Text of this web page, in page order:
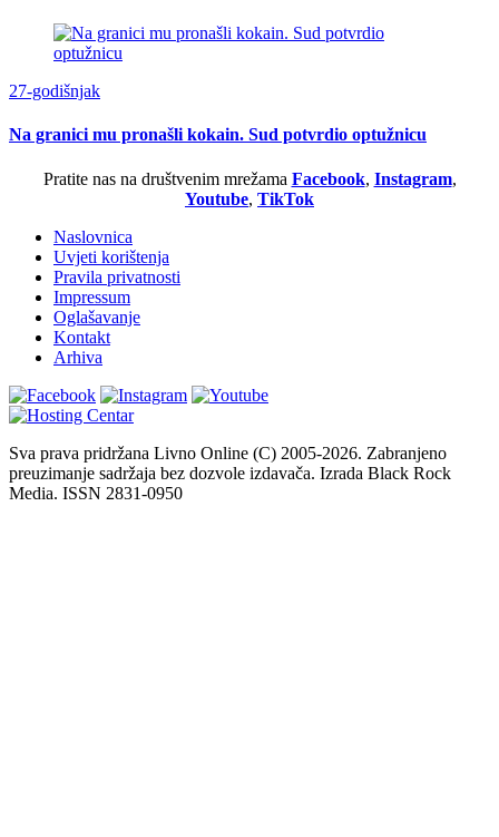
27-godišnjak
Na granici mu pronašli kokain. Sud potvrdio optužnicu
Pratite nas na društvenim mrežama Facebook, Instagram,
Youtube, TikTok
Naslovnica
Uvjeti korištenja
Pravila privatnosti
Impressum
Oglašavanje
Kontakt
Arhiva
Sva prava pridržana Livno Online (C) 2005-2026. Zabranjeno
preuzimanje sadržaja bez dozvole izdavača. Izrada Black Rock
Media. ISSN 2831-0950